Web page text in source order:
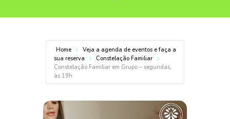
Home
Veja a agenda de eventos e faça a
sua reserva
Constelação Familiar
Constelação Familiar em Grupo – segundas,
às 19h